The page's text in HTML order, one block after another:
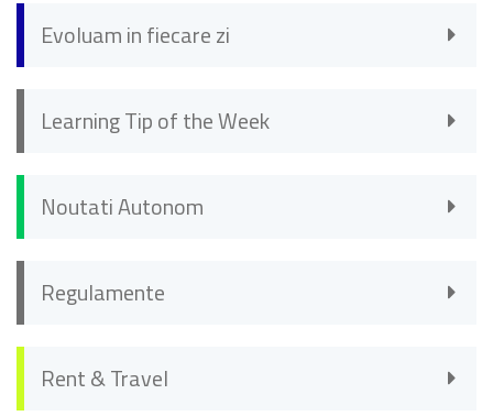
Evoluam in fiecare zi
Learning Tip of the Week
Noutati Autonom
Regulamente
Rent & Travel